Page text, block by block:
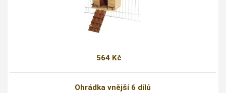
564 Kč
Ohrádka vnější 6 dílů